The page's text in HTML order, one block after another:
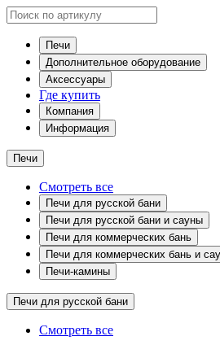
Печи
Дополнительное оборудование
Аксессуары
Где купить
Компания
Информация
Печи
Смотреть все
Печи для русской бани
Печи для русской бани и сауны
Печи для коммерческих бань
Печи для коммерческих бань и
Печи-камины
Печи для русской бани
Смотреть все